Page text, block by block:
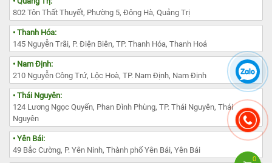
802 Tôn Thất Thuyết, Phường 5, Đông Hà, Quảng Trị
• Thanh Hóa:
145 Nguyễn Trãi, P. Điện Biên, TP. Thanh Hóa, Thanh Hoá
• Nam Định:
210 Nguyễn Công Trứ, Lộc Hoà, TP. Nam Định, Nam Định
• Thái Nguyên:
124 Lương Ngọc Quyến, Phan Đình Phùng, TP. Thái Nguyên, Thái
Nguyên
• Yên Bái:
49 Bắc Cường, P. Yên Ninh, Thành phố Yên Bái, Yên Bái
0